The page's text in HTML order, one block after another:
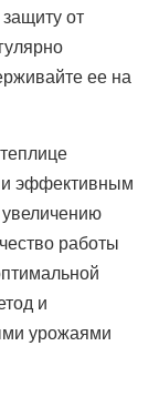
от
ее на
и эффективным
работы
и
урожаями